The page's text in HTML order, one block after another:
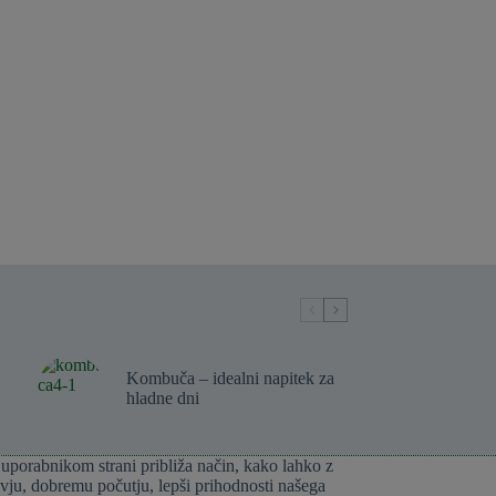
Kombuča – idealni napitek za
hladne dni
strani približa način, kako lahko z
dobremu počutju, lepši prihodnosti našega